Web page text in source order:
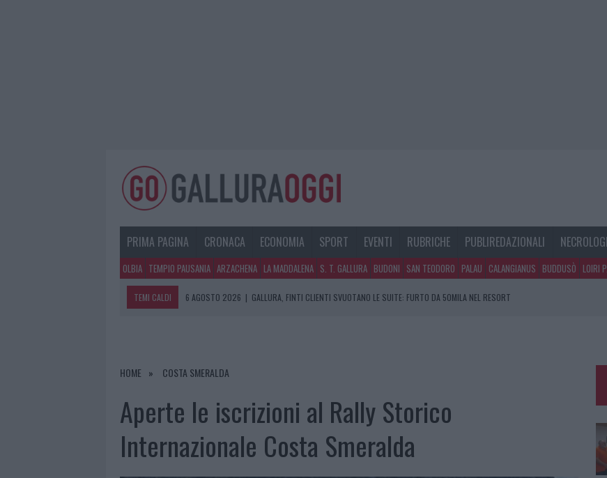
PRIMA PAGINA CRONACA ECONOMIA SPORT EVENTI RUBRICHE PUBLIREDAZIONALI
OLBIA TEMPIO PAUSANIA ARZACHENA LA MADDALENA S. T. GALLURA BUDONI SAN TEODORO PALAU CALANGIANUS BUDDUSÒ LOIRI
TEMI CALDI 6 AGOSTO 2026 | GALLURA, FINTI CLIENTI SVUOTANO LE SUITE: FURTO DA 50MILA NEL RESORT
|
6 AGOSTO 2026 | CALANGIANUS, ALLARME SUL CENTRO ACCOGLIENZA MINORI, ALBIERI: “EPISODI GRAVISSIMI”
HOME COSTA SMERALDA
Aperte le iscrizioni al Rally Storico
Internazionale Costa Smeralda